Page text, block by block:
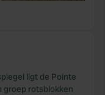
ligt de Pointe
groep rotsblokken